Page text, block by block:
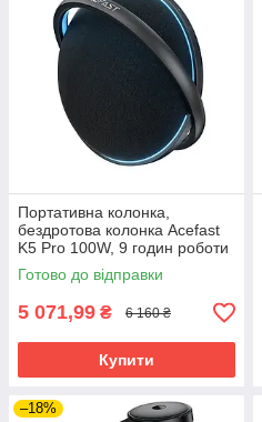
Портативна колонка,
бездротова колонка Acefast
K5 Pro 100W, 9 годин роботи
Готово до відправки
5 071,99 ₴ 6 160 ₴
Купити
–18%